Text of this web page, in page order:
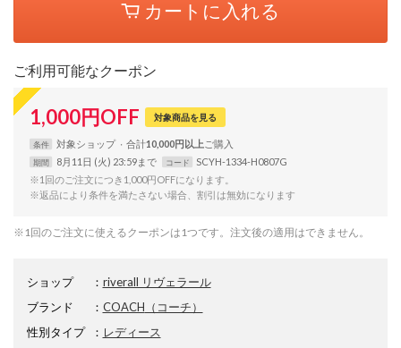
カートに入れる
ご利用可能なクーポン
1,000円OFF 対象商品を見る
条件 対象ショップ 合計10,000円以上
期間 8月11日 (火) 23:59まで コード
SCYH-1334-H0807G
※1回のご注文につき1,000円OFFになります。
※返品により条件を満たさない場合、割引は無効になります
※1回のご注文に使えるクーポンは1つです。注文後の適用はできません。
ショップ ： riverall リヴェラール
ブランド
： COACH （コーチ）
性別タイプ
： レディース